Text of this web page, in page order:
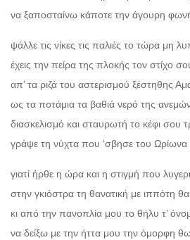
να ξαποσταίνω κάποτε την άγουρη
ψάλλε τις νίκες τις παλιές το τώρα μη
έχεις την πείρα της πλοκής τον στίχο
απ’ τα ριζά του αστερισμού ξέστηθης
ως τα ποτάμια τα βαθιά νερό της
διασκελισμό και σταυρωτή το κέφι σου
γράψε τη νύχτα που ‘σβησε του Ωρίωνα
γιατί ήρθε η ώρα και η στιγμή που
στην γκιόστρα τη θανατική με ιππότη
κι από την πανοπλία μου το θήλυ τ’
να δείξω με την ήττα μου την όμορφη